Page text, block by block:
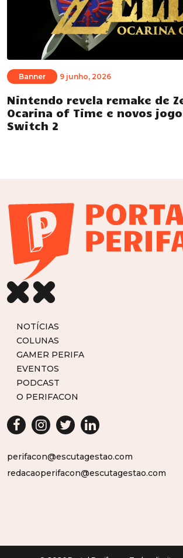
Banner 9 junho, 2026
Nintendo revela remake de
Ocarina of Time e novos
Switch 2
NOTÍCIAS
COLUNAS
GAMER PERIFA
EVENTOS
PODCAST
O PERIFACON
perifacon@escutagestao.com
redacaoperifacon@escutagestao.com